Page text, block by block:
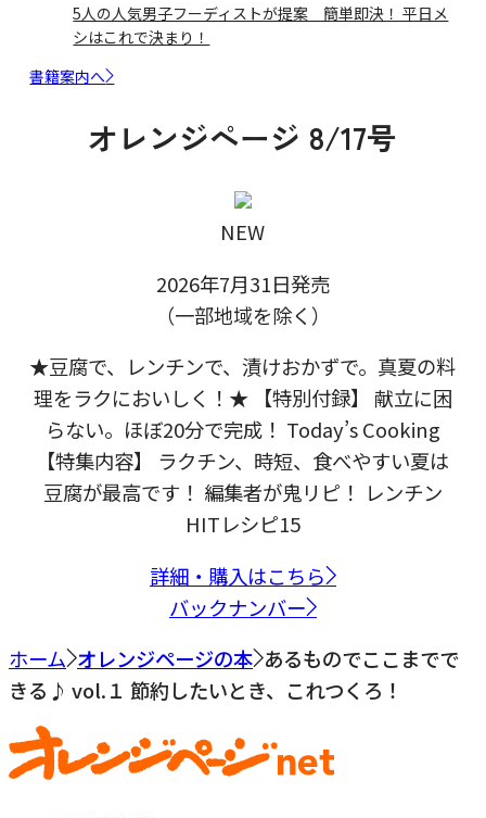
5人の人気男子フーディストが提案 簡単即決！ 平日メ
シはこれで決まり！
書籍案内へ
オレンジページ 8/17号
NEW
2026年7月31日発売
（一部地域を除く）
★豆腐で、レンチンで、漬けおかずで。真夏の料
理をラクにおいしく！★ 【特別付録】 献立に困
らない。ほぼ20分で完成！ Today’s Cooking
【特集内容】 ラクチン、時短、食べやすい夏は
豆腐が最高です！ 編集者が鬼リピ！ レンチン
HITレシピ15
詳細・購入はこちら
バックナンバー
ホーム オレンジページの本 あるものでここまでで
きる♪ vol.１ 節約したいとき、これつくろ！